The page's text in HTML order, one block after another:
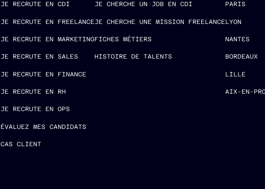
JE RECRUTE EN CDI
JE RECRUTE EN FREELANCE
JE RECRUTE EN MARKETING
JE RECRUTE EN SALES
JE RECRUTE EN FINANCE
JE RECRUTE EN RH
JE RECRUTE EN OPS
ÉVALUEZ MES CANDIDATS
CAS CLIENT
JE CHERCHE UN JOB EN CDI
JE CHERCHE UNE MISSION FREELANCE
FICHES MÉTIERS
HISTOIRE DE TALENTS
PARIS
LYON
NANTES
BORDEAUX
LILLE
AIX-EN-